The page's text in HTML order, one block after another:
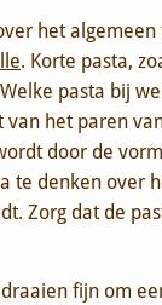
het algemeen
. Korte pasta,
pasta bij
van het paren
door de
te denken over
Zorg dat de
draaien fijn om